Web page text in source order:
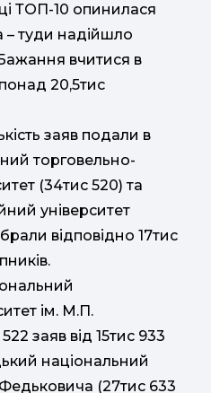
ТОП-10 опинилася
– туди надійшло
вчитися в
20,5тис
заяв подали в
торговельно-
(34тис 520) та
університет
відповідно 17тис
ім. М.П.
заяв від 15тис 933
національний
(27тис 633